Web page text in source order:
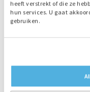
heeft verstrekt of die ze
hun services. U gaat
gebruiken.
Heeft u meer
kan leveren? Het is
aan elkaar te
hybride
aggregaat, het net of